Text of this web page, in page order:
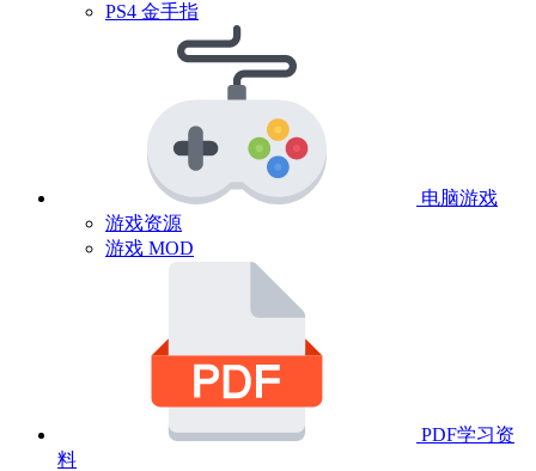
PS4 金手指
电脑游戏
游戏资源
游戏 MOD
PDF学习资
料